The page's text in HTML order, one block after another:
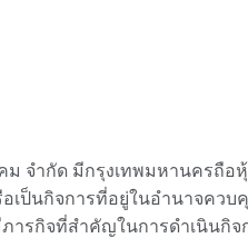
จำกัด มีกรุงเทพมหานครถือหุ้
เป็นกิจการที่อยู่ในอำนาจคว
ารกิจที่สำคัญในการดำเนินกิ